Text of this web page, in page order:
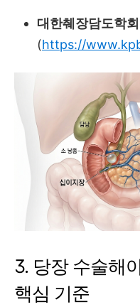
대한췌장담도학
(https://
3. 당장 수술해
핵심 기준